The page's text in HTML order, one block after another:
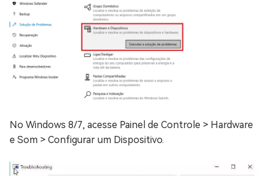
No Windows 8/7, acesse Painel de Controle > Hardware
e Som > Configurar um Dispositivo.